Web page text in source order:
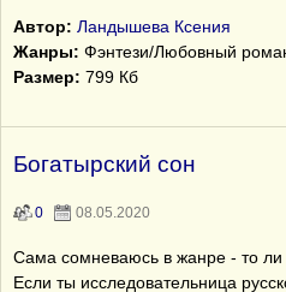
Автор: Ландышева Ксения
Жанры: Фэнтези/Любовный
Размер: 799 Кб
Богатырский сон
0 08.05.2020
Сама сомневаюсь в жанре - то ли
Если ты исследовательница